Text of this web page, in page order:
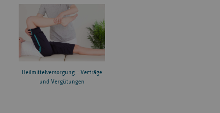
Heilmittelversorgung – Verträge
und Vergütungen